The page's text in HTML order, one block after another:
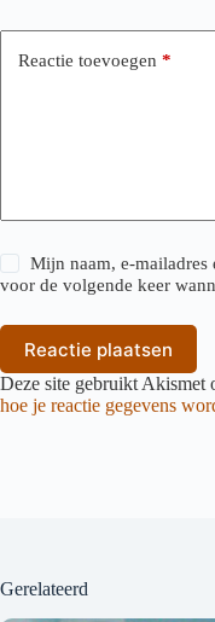
Reactie toevoegen *
Mijn naam, e-mailadres
voor de volgende keer
Reactie plaatsen
Deze site gebruikt Akismet
hoe je reactie gegevens
Gerelateerd